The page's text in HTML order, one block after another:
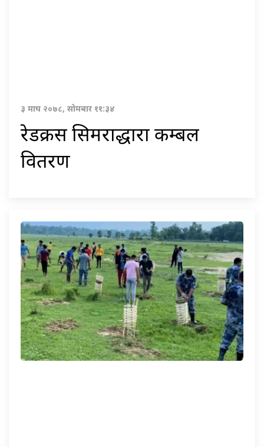
३ माघ २०७८, सोमबार ११:३४
रेडक्रस सिमराद्धारा कम्बल
वितरण